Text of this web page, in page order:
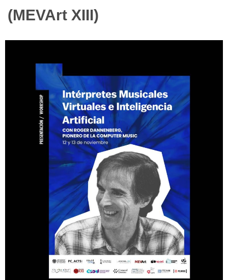
(MEVArt XIII)